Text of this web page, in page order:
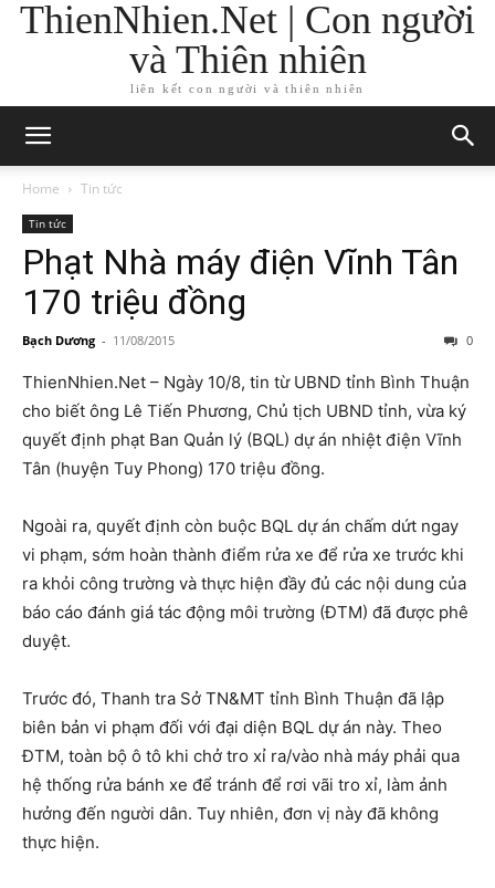
ThienNhien.Net | Con người
và Thiên nhiên
liên kết con người và thiên nhiên
Home Tin tức
Tin tức
Phạt Nhà máy điện Vĩnh Tân
170 triệu đồng
Bạch Dương - 11/08/2015 0
ThienNhien.Net – Ngày 10/8, tin từ UBND tỉnh Bình Thuận
cho biết ông Lê Tiến Phương, Chủ tịch UBND tỉnh, vừa ký
quyết định phạt Ban Quản lý (BQL) dự án nhiệt điện Vĩnh
Tân (huyện Tuy Phong) 170 triệu đồng.
Ngoài ra, quyết định còn buộc BQL dự án chấm dứt ngay
vi phạm, sớm hoàn thành điểm rửa xe để rửa xe trước khi
ra khỏi công trường và thực hiện đầy đủ các nội dung của
báo cáo đánh giá tác động môi trường (ĐTM) đã được phê
duyệt.
Trước đó, Thanh tra Sở TN&MT tỉnh Bình Thuận đã lập
biên bản vi phạm đối với đại diện BQL dự án này. Theo
ĐTM, toàn bộ ô tô khi chở tro xỉ ra/vào nhà máy phải qua
hệ thống rửa bánh xe để tránh để rơi vãi tro xỉ, làm ảnh
hưởng đến người dân. Tuy nhiên, đơn vị này đã không
thực hiện.